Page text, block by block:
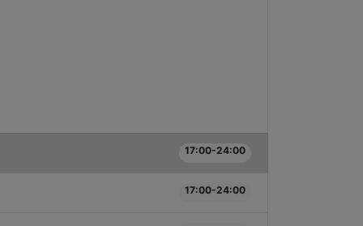
17:00-24:00
17:00-24:00